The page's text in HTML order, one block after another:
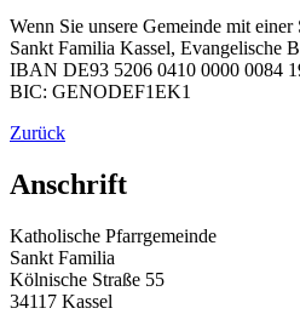
Wenn Sie unsere Gemeinde mit einer
Sankt Familia Kassel, Evangelische
IBAN DE93 5206 0410 0000 0084
BIC: GENODEF1EK1
Zurück
Anschrift
Katholische Pfarrgemeinde
Sankt Familia
Kölnische Straße 55
34117 Kassel